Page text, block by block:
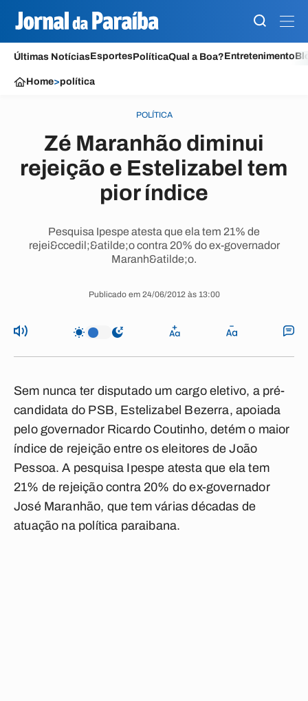
Últimas NotíciasEsportesPolíticaQual a Boa?Entretenimento
Home>política
POLÍTICA
Zé Maranhão diminui
rejeição e Estelizabel tem
pior índice
Pesquisa Ipespe atesta que ela tem 21% de
rejei&ccedil;&atilde;o contra 20% do ex-governador
Maranh&atilde;o.
Publicado em 24/06/2012 às 13:00
Sem nunca ter disputado um cargo eletivo, a pré-
candidata do PSB, Estelizabel Bezerra, apoiada
pelo governador Ricardo Coutinho, detém o maior
índice de rejeição entre os eleitores de João
Pessoa. A pesquisa Ipespe atesta que ela tem
21% de rejeição contra 20% do ex-governador
José Maranhão, que tem várias décadas de
atuação na política paraibana.